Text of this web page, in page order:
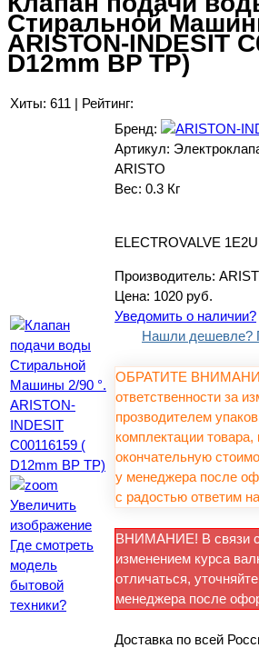
Стиральной
ARISTON-INDESIT
D12mm BP TP)
Хиты: 611 | Рейтинг:
Увеличить
изображение
Где смотреть
модель
бытовой
техники?
Бренд:
Артикул:
ARISTO
Вес: 0.3 Кг
ELECTROVALVE
Производитель:
Цена: 1020 руб.
Уведомить о наличии?
Нашли дешевле?
ОБРАТИТЕ
ответственности за
прозводителем
комплектации
окончательную
у менеджера после
с радостью ответим
ВНИМАНИЕ! В связи
изменением курса
отличаться,
менеджера после
Доставка по всей